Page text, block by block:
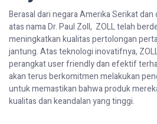
Berasal dari negara Amerika Serikat
atas nama Dr. Paul Zoll, ZOLL telah
meningkatkan kualitas pertolongan
jantung. Atas teknologi inovatifnya,
perangkat user friendly dan efektif
akan terus berkomitmen melakukan
untuk memastikan bahwa produk
kualitas dan keandalan yang tinggi.